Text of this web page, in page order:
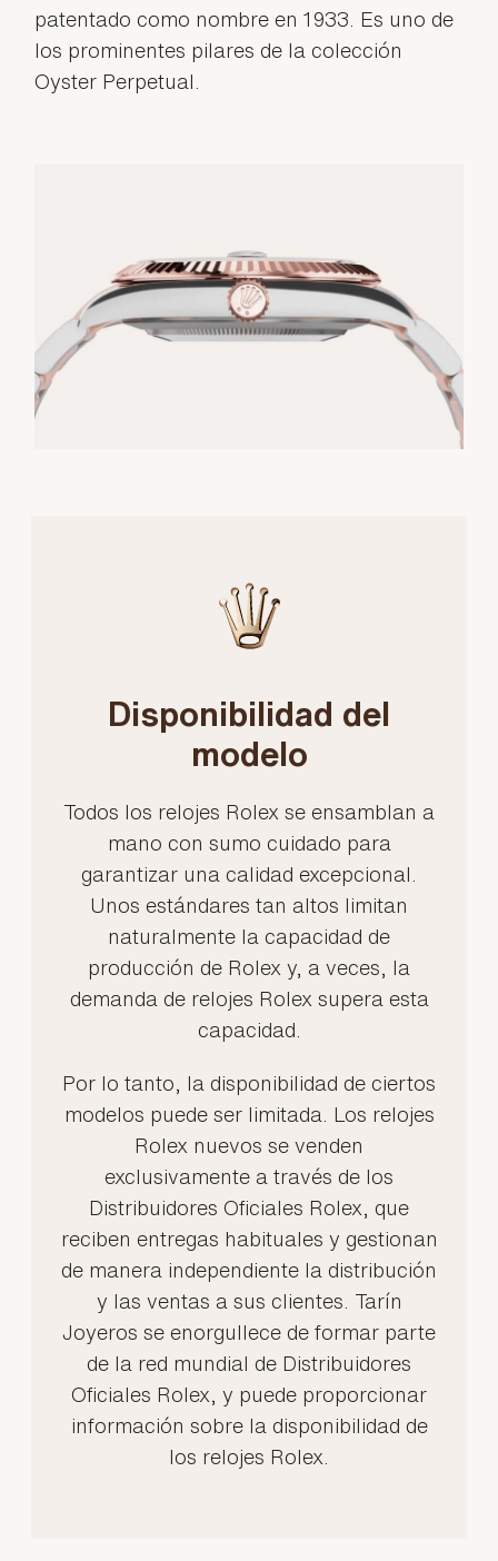
patentado como nombre en 1933. Es uno de
los prominentes pilares de la colección
Oyster Perpetual.
Disponibilidad del
modelo
Todos los relojes Rolex se ensamblan a
mano con sumo cuidado para
garantizar una calidad excepcional.
Unos estándares tan altos limitan
naturalmente la capacidad de
producción de Rolex y, a veces, la
demanda de relojes Rolex supera esta
capacidad.
Por lo tanto, la disponibilidad de ciertos
modelos puede ser limitada. Los relojes
Rolex nuevos se venden
exclusivamente a través de los
Distribuidores Oficiales Rolex, que
reciben entregas habituales y gestionan
de manera independiente la distribución
y las ventas a sus clientes. Tarín
Joyeros se enorgullece de formar parte
de la red mundial de Distribuidores
Oficiales Rolex, y puede proporcionar
información sobre la disponibilidad de
los relojes Rolex.